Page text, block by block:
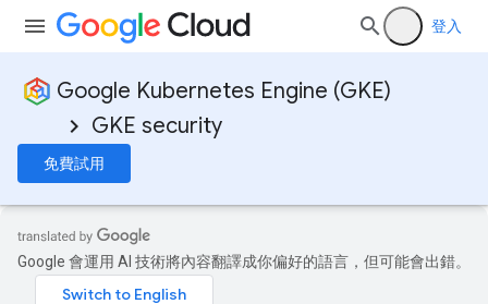
登入
Google Kubernetes Engine (GKE)
GKE security
免費試用
Google 會運用 AI 技術將內容翻譯成你偏好的語言，但可能會出錯。